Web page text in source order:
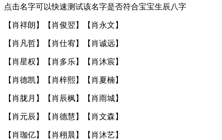
点击名字可以快速测试该名字是否符合宝宝生辰八字
【 肖祥朗 】【 肖俊翌 】【 肖永文 】
【 肖凡哲】【 肖仕宥】【 肖诚远】
【 肖星权 】【 肖多乐】【 肖沐宸 】
【 肖德凯】【 肖梓熙】【 肖夏楠】
【 肖胧月 】【 肖辰枫】【 肖雨城】
【 肖元辰 】【 肖德慧】【 肖文森 】
【 肖珈亿】【 肖栩晨 】【 肖沐艺】